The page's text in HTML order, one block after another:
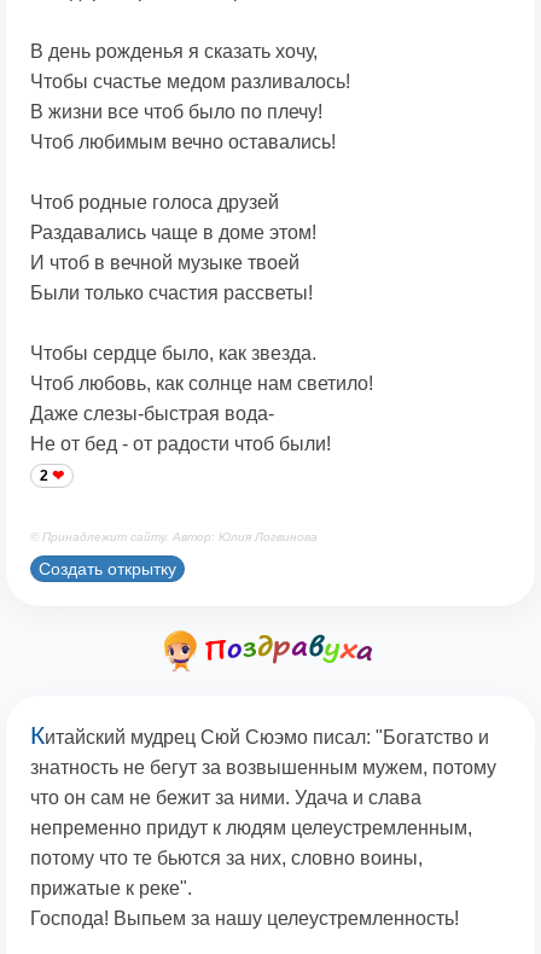
В день рожденья я сказать хочу,
Чтобы счастье медом разливалось!
В жизни все чтоб было по плечу!
Чтоб любимым вечно оставались!
Чтоб родные голоса друзей
Раздавались чаще в доме этом!
И чтоб в вечной музыке твоей
Были только счастия рассветы!
Чтобы сердце было, как звезда.
Чтоб любовь, как солнце нам светило!
Даже слезы-быстрая вода-
Не от бед - от радости чтоб были!
2
© Принадлежит сайту. Автор: Юлия Логвинова
Создать открытку
Китайский мудрец Сюй Сюэмо писал: "Богатство и
знатность не бегут за возвышенным мужем, потому
что он сам не бежит за ними. Удача и слава
непременно придут к людям целеустремленным,
потому что те бьются за них, словно воины,
прижатые к реке".
Господа! Выпьем за нашу целеустремленность!